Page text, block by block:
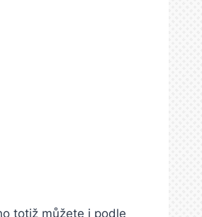
totiž můžete i podle